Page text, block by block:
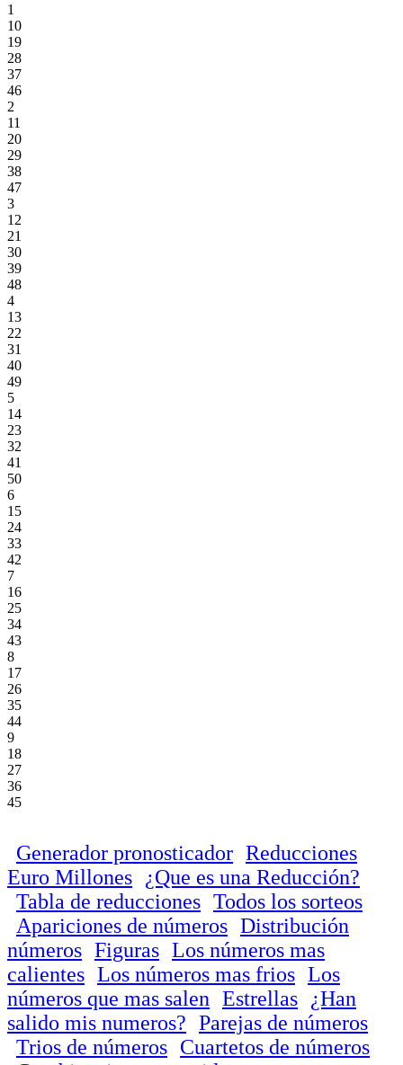
1
10
19
28
37
46
2
11
20
29
38
47
3
12
21
30
39
48
4
13
22
31
40
49
5
14
23
32
41
50
6
15
24
33
42
7
16
25
34
43
8
17
26
35
44
9
18
27
36
45
Generador pronosticador Reducciones
Euro Millones
¿Que es una Reducción?
Tabla de reducciones Todos los sorteos
Apariciones de números Distribución
números Figuras Los números mas
calientes Los números mas frios Los
números que mas salen Estrellas
¿Han
salido mis numeros? Parejas de números
Trios de números Cuartetos de números